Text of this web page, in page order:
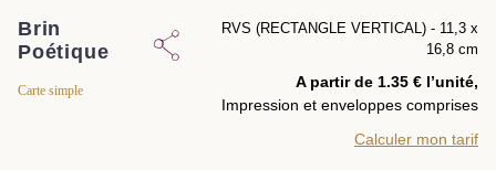
Brin
Poétique
Carte simple
RVS (RECTANGLE VERTICAL) - 11,3 x
16,8 cm
A partir de 1.35 € l’unité,
Impression et enveloppes comprises
Calculer mon tarif